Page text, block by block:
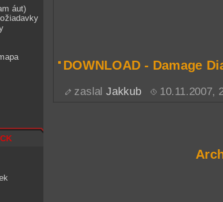
áut)
DOWNLOAD - Damage
zaslalJakkub